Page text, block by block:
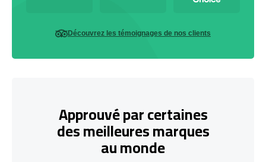
Découvrez les témoignages de nos clients
Approuvé par certaines
des meilleures marques
au monde